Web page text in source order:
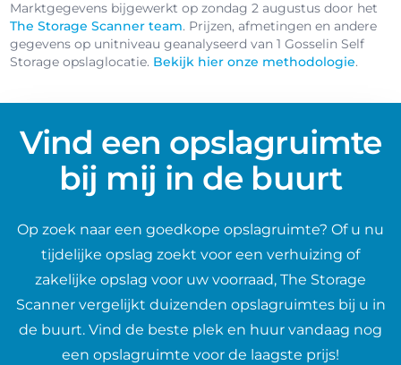
Marktgegevens bijgewerkt op zondag 2 augustus door het
The Storage Scanner team. Prijzen, afmetingen en andere
gegevens op unitniveau geanalyseerd van 1 Gosselin Self
Storage opslaglocatie. Bekijk hier onze methodologie.
Vind een opslagruimte
bij mij in de buurt
Op zoek naar een goedkope opslagruimte? Of u nu
tijdelijke opslag zoekt voor een verhuizing of
zakelijke opslag voor uw voorraad, The Storage
Scanner vergelijkt duizenden opslagruimtes bij u in
de buurt. Vind de beste plek en huur vandaag nog
een opslagruimte voor de laagste prijs!